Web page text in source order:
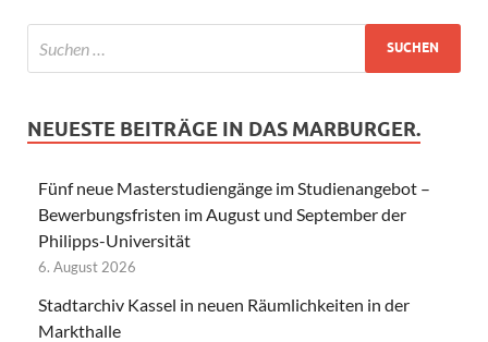
NEUESTE BEITRÄGE IN DAS MARBURGER.
Fünf neue Masterstudiengänge im Studienangebot –
Bewerbungsfristen im August und September der
Philipps-Universität
6. August 2026
Stadtarchiv Kassel in neuen Räumlichkeiten in der
Markthalle